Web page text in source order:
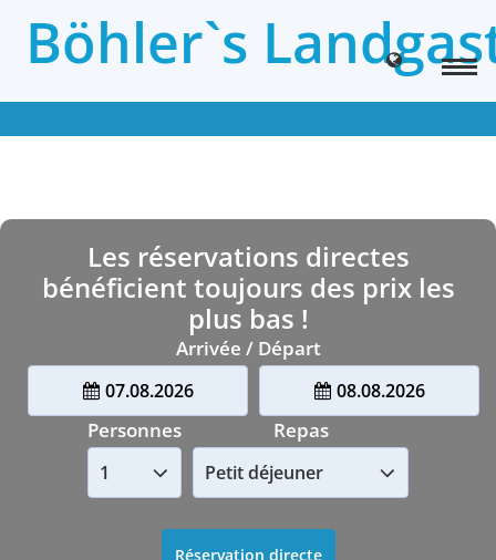
Böhler`s
Les réservations directes
bénéficient toujours des prix les
plus bas !
Arrivée / Départ
07.08.2026 08.08.2026
Personnes Repas